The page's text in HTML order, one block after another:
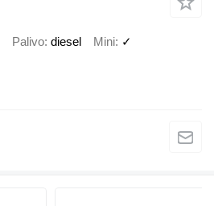
Palivo diesel Mini ✓